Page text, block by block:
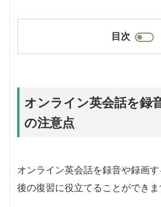
目次
オンライン英会話を録
の注意点
オンライン英会話を録音や録画
後の復習に役立てることができま